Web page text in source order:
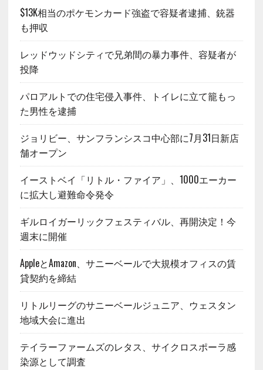
$13K相当のポケモンカード強盗で容疑者逮捕、銃器
も押収
レッドウッドシティで兄弟間の暴力事件、容疑者が
投降
パロアルトでの住宅侵入事件、トイレに立て籠もっ
た男性を逮捕
ジョリビー、サンフランシスコ中心部に7月31日新店
舗オープン
イーストベイ「リトル・ファイア」、1000エーカー
に拡大し避難命令発令
ギルロイガーリックフェスティバル、再開決定！今
週末に開催
AppleとAmazon、サニーベールで大規模オフィスの賃
貸契約を締結
リトルリーグのサニーベールジュニア、ウェスタン
地域大会に進出
テイラーファームズのレタス、サイクロスポーラ感
染源として調査